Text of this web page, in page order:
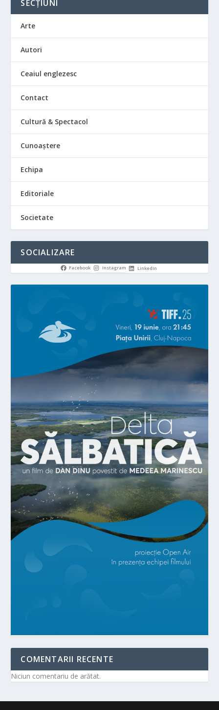
SECȚIUNI
Arte
Autori
Ceaiul englezesc
Contact
Cultură & Spectacol
Cunoaștere
Echipa
Editoriale
Societate
SOCIALIZARE
Facebook Instagram LinkedIn
COMENTARII RECENTE
Niciun comentariu de arătat.